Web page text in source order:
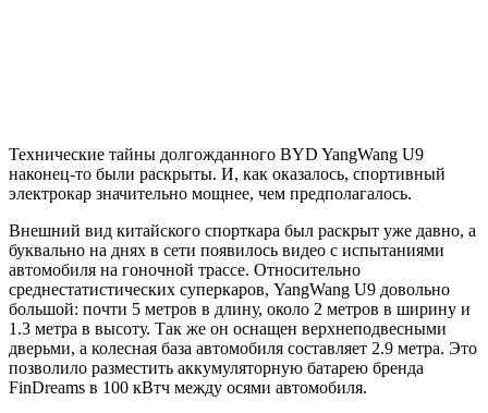
Технические тайны долгожданного BYD YangWang U9
наконец-то были раскрыты. И, как оказалось, спортивный
электрокар значительно мощнее, чем предполагалось.
Внешний вид китайского спорткара был раскрыт уже давно, а
буквально на днях в сети появилось видео с испытаниями
автомобиля на гоночной трассе. Относительно
среднестатистических суперкаров, YangWang U9 довольно
большой: почти 5 метров в длину, около 2 метров в ширину и
1.3 метра в высоту. Так же он оснащен верхнеподвесными
дверьми, а колесная база автомобиля составляет 2.9 метра. Это
позволило разместить аккумуляторную батарею бренда
FinDreams в 100 кВтч между осями автомобиля.